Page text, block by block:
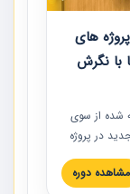
های
با نگرش
شده از سوی
در پروژه
قراردادی
ارائه شد.
مشاهده دوره